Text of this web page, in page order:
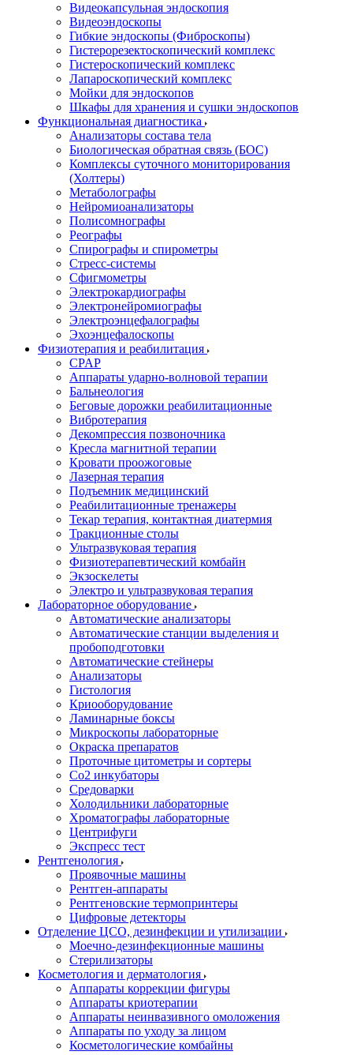
Видеокапсульная эндоскопия
Видеоэндоскопы
Гибкие эндоскопы (Фиброcкопы)
Гистерорезектоскопический комплекс
Гистероскопический комплекс
Лапароскопический комплекс
Мойки для эндоскопов
Шкафы для хранения и сушки эндоскопов
Функциональная диагностика
Анализаторы состава тела
Биологическая обратная связь (БОС)
Комплексы суточного мониторирования
(Холтеры)
Метаболографы
Нейромиоанализаторы
Полисомнографы
Реографы
Спирографы и спирометры
Стресс-системы
Сфигмометры
Электрокардиографы
Электронейромиографы
Электроэнцефалографы
Эхоэнцефалоскопы
Физиотерапия и реабилитация
CPAP
Аппараты ударно-волновой терапии
Бальнеология
Беговые дорожки реабилитационные
Вибротерапия
Декомпрессия позвоночника
Кресла магнитной терапии
Кровати проожоговые
Лазерная терапия
Подъемник медицинский
Реабилитационные тренажеры
Текар терапия, контактная диатермия
Тракционные столы
Ультразвуковая терапия
Физиотерапевтический комбайн
Экзоскелеты
Электро и ультразвуковая терапия
Лабораторное оборудование
Автоматические анализаторы
Автоматические станции выделения и
пробоподготовки
Автоматические стейнеры
Анализаторы
Гистология
Криооборудование
Ламинарные боксы
Микроскопы лабораторные
Окраска препаратов
Проточные цитометры и сортеры
Со2 инкубаторы
Средоварки
Холодильники лабораторные
Хроматографы лабораторные
Центрифуги
Экспресс тест
Рентгенология
Проявочные машины
Рентген-аппараты
Рентгеновские термопринтеры
Цифровые детекторы
Отделение ЦСО, дезинфекции и утилизации
Моечно-дезинфекционные машины
Стерилизаторы
Косметология и дерматология
Аппараты коррекции фигуры
Аппараты криотерапии
Аппараты неинвазивного омоложения
Аппараты по уходу за лицом
Косметологические комбайны